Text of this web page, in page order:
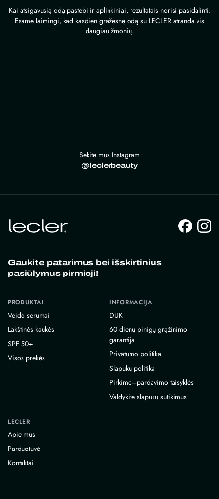
Kai atsigavusią odą pastebi ir aplinkiniai, rezultatais norisi pasidalinti.
Esame laimingi, kad kasdien gražesnę odą su LECLER atranda vis
daugiau žmonių.
Sekite mus Instagram
@leclerbeauty
Gaukite patarimus bei išskirtinius
pasiūlymus pirmieji!
PRODUKTAI
Veido serumai
Lakštinės kaukės
SPF 50+
Visos prekės
LECLER
Apie mus
Parduotuvė
Kontaktai
INFORMACIJA
DUK
60 dienų pinigų grąžinimo
garantija
Privatumo politika
Slapukų politika
Pirkimo–pardavimo taisyklės
Valdykite slapukų sutikimus